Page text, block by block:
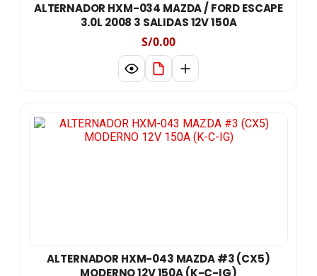
ALTERNADOR HXM-034 MAZDA / FORD ESCAPE
3.0L 2008 3 SALIDAS 12V 150A
S/0.00
ALTERNADOR HXM-043 MAZDA #3 (CX5)
MODERNO 12V 150A (K-C-IG)